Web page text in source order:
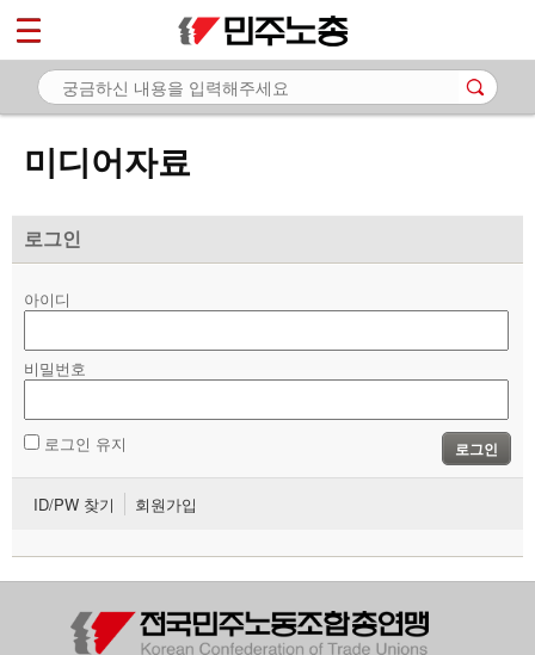
미디어자료
로그인
아이디
비밀번호
로그인 유지 로그인
ID/PW 찾기 회원가입
마이페이지
소개
노동상담
자료
- 미디어자료
- 카드뉴스
부설기관